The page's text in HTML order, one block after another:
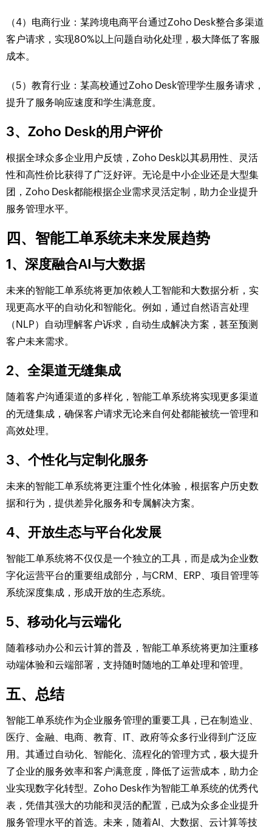
（4）电商行业：某跨境电商平台通过Zoho Desk整合多渠道
客户请求，实现80%以上问题自动化处理，极大降低了客服
成本。
（5）教育行业：某高校通过Zoho Desk管理学生服务请求，
提升了服务响应速度和学生满意度。
3、Zoho Desk的用户评价
根据全球众多企业用户反馈，Zoho Desk以其易用性、灵活
性和高性价比获得了广泛好评。无论是中小企业还是大型集
团，Zoho Desk都能根据企业需求灵活定制，助力企业提升
服务管理水平。
四、智能工单系统未来发展趋势
1、深度融合AI与大数据
未来的智能工单系统将更加依赖人工智能和大数据分析，实
现更高水平的自动化和智能化。例如，通过自然语言处理
（NLP）自动理解客户诉求，自动生成解决方案，甚至预测
客户未来需求。
2、全渠道无缝集成
随着客户沟通渠道的多样化，智能工单系统将实现更多渠道
的无缝集成，确保客户请求无论来自何处都能被统一管理和
高效处理。
3、个性化与定制化服务
未来的智能工单系统将更注重个性化体验，根据客户历史数
据和行为，提供差异化服务和专属解决方案。
4、开放生态与平台化发展
智能工单系统将不仅仅是一个独立的工具，而是成为企业数
字化运营平台的重要组成部分，与CRM、ERP、项目管理等
系统深度集成，形成开放的生态系统。
5、移动化与云端化
随着移动办公和云计算的普及，智能工单系统将更加注重移
动端体验和云端部署，支持随时随地的工单处理和管理。
五、总结
智能工单系统作为企业服务管理的重要工具，已在制造业、
医疗、金融、电商、教育、IT、政府等众多行业得到广泛应
用。其通过自动化、智能化、流程化的管理方式，极大提升
了企业的服务效率和客户满意度，降低了运营成本，助力企
业实现数字化转型。Zoho Desk作为智能工单系统的优秀代
表，凭借其强大的功能和灵活的配置，已成为众多企业提升
服务管理水平的首选。未来，随着AI、大数据、云计算等技